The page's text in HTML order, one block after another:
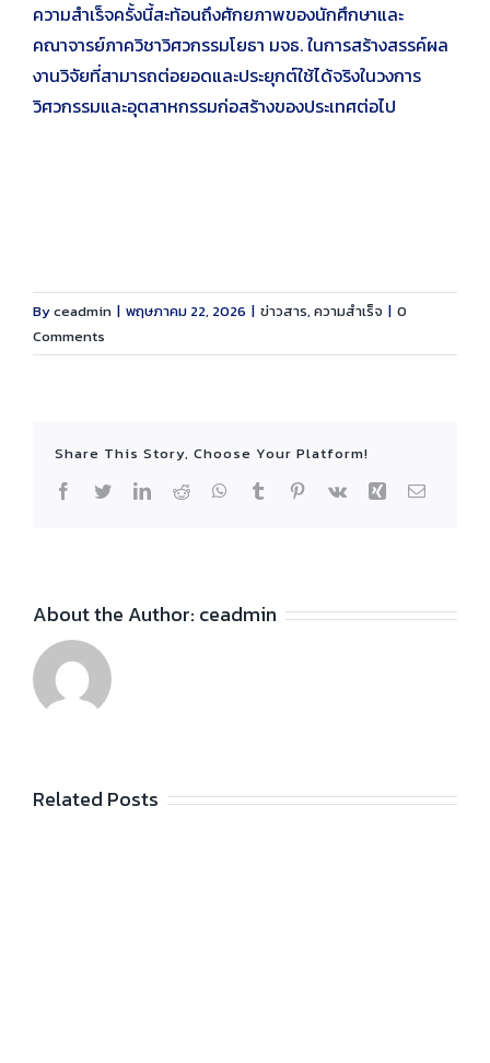
ความสำเร็จครั้งนี้สะท้อนถึงศักยภาพของนักศึกษาและ
คณาจารย์ภาควิชาวิศวกรรมโยธา มจธ. ในการสร้างสรรค์ผล
งานวิจัยที่สามารถต่อยอดและประยุกต์ใช้ได้จริงในวงการ
วิศวกรรมและอุตสาหกรรมก่อสร้างของประเทศต่อไป
Byceadmin | พฤษภาคม 22, 2026 | ข่าวสาร, ความสำเร็จ | 0
Comments
Share This Story, Choose Your Platform!
Facebook
TwitterLinkedIn
Reddit WhatsApp
Tumblr Pinterest
Vk Xing Email
About the Author: ceadmin
Related Posts